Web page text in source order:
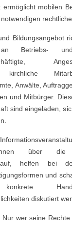
ermöglicht mobilen
Bildungsangebot
Betriebs- und
kirchliche
Anwälte,
und Mitbürger.
sind eingeladen,
über
auf, helfen bei
und
diskutiert
wer seine